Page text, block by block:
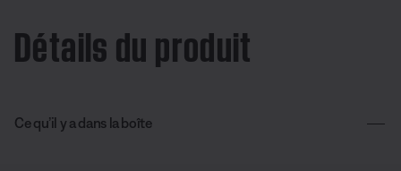
Détails du produit
Ce qu’il y a dans la boîte